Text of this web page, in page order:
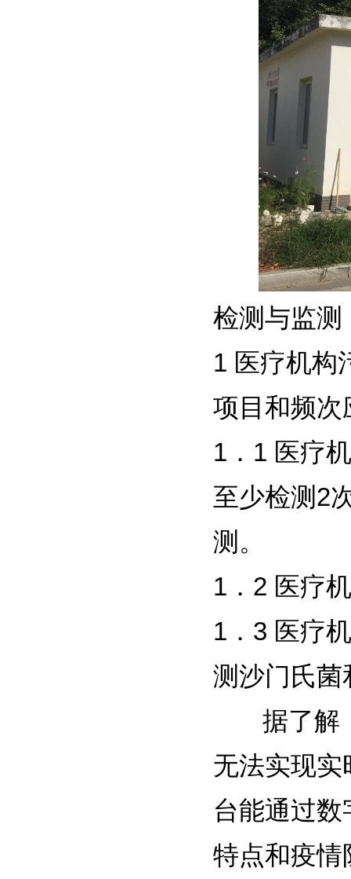
检测与监测
1 医疗机构
项目和频次
1．1 医疗
至少检测2
测。
1．2 医疗
1．3 医疗
测沙门氏菌
据了解，
无法实现
台能通过
特点和疫情